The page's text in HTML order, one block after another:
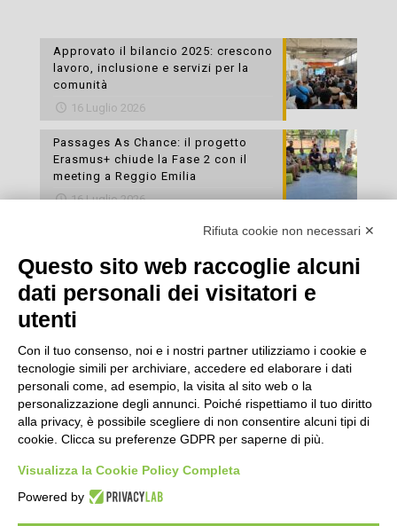
Approvato il bilancio 2025: crescono
lavoro, inclusione e servizi per la
comunità
16 Luglio 2026
Passages As Chance: il progetto
Erasmus+ chiude la Fase 2 con il
meeting a Reggio Emilia
16 Luglio 2026
Esami di laboratorio preventivi
cura della propria salute
16 Luglio 2026
Rifiuta cookie non necessari ✕
Questo sito web raccoglie alcuni
dati personali dei visitatori e
utenti
Con il tuo consenso, noi e i nostri partner utilizziamo i cookie e
tecnologie simili per archiviare, accedere ed elaborare i dati
personali come, ad esempio, la visita al sito web o la
personalizzazione degli annunci. Poiché rispettiamo il tuo diritto
alla privacy, è possibile scegliere di non consentire alcuni tipi di
cookie. Clicca su preferenze GDPR per saperne di più.
Visualizza la Cookie Policy Completa
Powered by